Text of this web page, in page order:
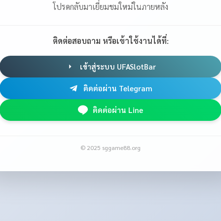
โปรดกลับมาเยี่ยมชมใหม่ในภายหลัง
ติดต่อสอบถาม หรือเข้าใช้งานได้ที่:
เข้าสู่ระบบ UFASlotBar
ติดต่อผ่าน Telegram
ติดต่อผ่าน Line
© 2025 sggame88.org